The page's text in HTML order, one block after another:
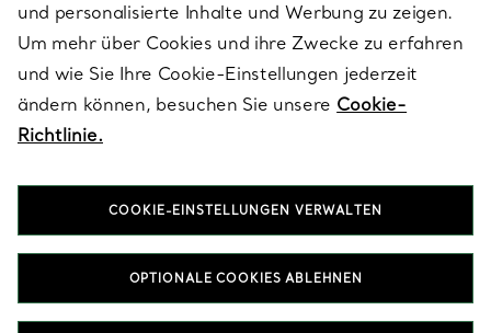
RECHTLICHE HINWEISE
FOLGEN SIE UNS
T&Co. 2026
und personalisierte Inhalte und Werbung zu zeigen.
Um mehr über Cookies und ihre Zwecke zu erfahren
und wie Sie Ihre Cookie-Einstellungen jederzeit
ändern können, besuchen Sie unsere Cookie-
Richtlinie.
COOKIE-EINSTELLUNGEN VERWALTEN
OPTIONALE COOKIES ABLEHNEN